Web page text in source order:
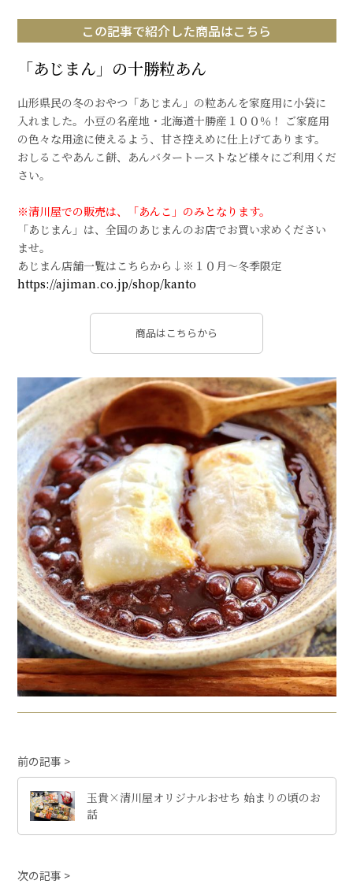
この記事で紹介した商品はこちら
「あじまん」の十勝粒あん
山形県民の冬のおやつ「あじまん」の粒あんを家庭用に小袋に
入れました。小豆の名産地・北海道十勝産１００％！ ご家庭用
の色々な用途に使えるよう、甘さ控えめに仕上げてあります。
おしるこやあんこ餅、あんバタートーストなど様々にご利用くだ
さい。
※清川屋での販売は、「あんこ」のみとなります。
「あじまん」は、全国のあじまんのお店でお買い求めください
ませ。
あじまん店舗一覧はこちらから↓※１０月～冬季限定
https://ajiman.co.jp/shop/kanto
商品はこちらから
前の記事
玉貴×清川屋オリジナルおせち 始まりの頃のお
話
次の記事